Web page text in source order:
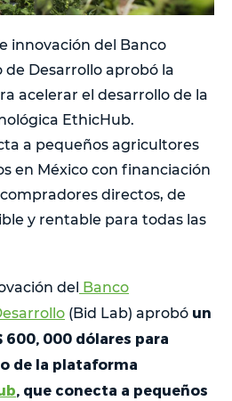
innovación del Banco
Desarrollo aprobó la
acelerar el desarrollo de la
EthicHub.
a pequeños agricultores
en México con financiación
directos, de
y rentable para todas las
del Banco
(Bid Lab) aprobó un
000 dólares para
de la plataforma
, que conecta a pequeños